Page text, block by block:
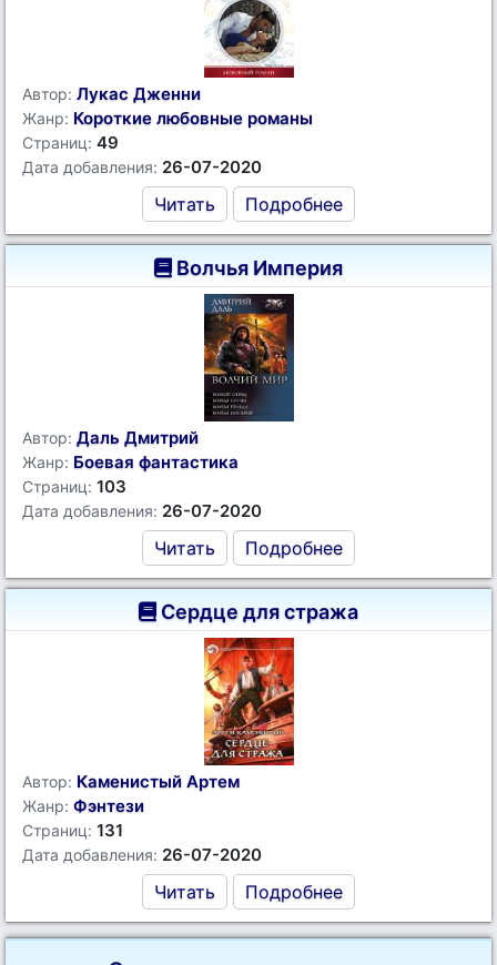
Автор: Лукас Дженни
Жанр: Короткие любовные романы
Страниц: 49
Дата добавления: 26-07-2020
Читать Подробнее
Волчья Империя
Автор: Даль Дмитрий
Жанр: Боевая фантастика
Страниц: 103
Дата добавления: 26-07-2020
Читать Подробнее
Сердце для стража
Автор: Каменистый Артем
Жанр: Фэнтези
Страниц: 131
Дата добавления: 26-07-2020
Читать Подробнее